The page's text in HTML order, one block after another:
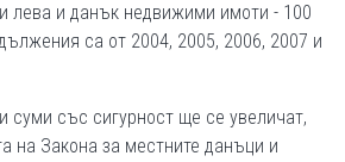
лева и данък недвижими имоти - 100
са от 2004, 2005, 2006, 2007 и
суми със сигурност ще се увеличат,
на Закона за местните данъци и